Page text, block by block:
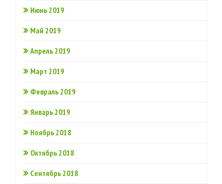
Июнь 2019
Май 2019
Апрель 2019
Март 2019
Февраль 2019
Январь 2019
Ноябрь 2018
Октябрь 2018
Сентябрь 2018